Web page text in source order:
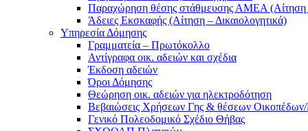
Παραχώρηση θέσης στάθμευσης ΑΜΕΑ (Αίτηση –
Άδειες Εκσκαφής (Αίτηση – Δικαιολογητικά)
Υπηρεσία Δόμησης
Γραμματεία – Πρωτόκολλο
Αντίγραφα οικ. αδειών και σχέδια
Έκδοση αδειών
Όροι Δόμησης
Θεώρηση οικ. αδειών για ηλεκτροδότηση
Βεβαιώσεις Χρήσεων Γης & θέσεων
Γενικό Πολεοδομικό Σχέδιο Θήβας